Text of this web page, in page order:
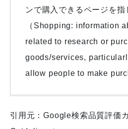
ンで購入できるページを指
（Shopping: information
related to research or
goods/services,
allow people to make
引用元：Google検索品質評価